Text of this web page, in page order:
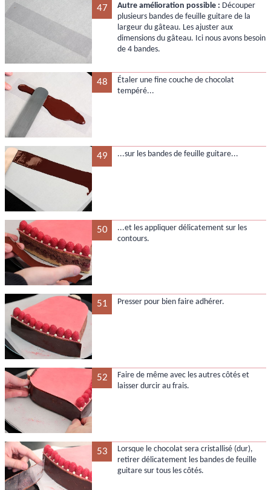
47 Autre amélioration possible : Découper
plusieurs bandes de feuille guitare de la
largeur du gâteau. Les ajuster aux
dimensions du gâteau. Ici nous avons besoin
de 4 bandes.
48
Étaler une fine couche de chocolat
tempéré...
49 ...sur les bandes de feuille guitare...
50
...et les appliquer délicatement sur les
contours.
51 Presser pour bien faire adhérer.
52
Faire de même avec les autres côtés et
laisser durcir au frais.
53
Lorsque le chocolat sera cristallisé (dur),
retirer délicatement les bandes de feuille
guitare sur tous les côtés.